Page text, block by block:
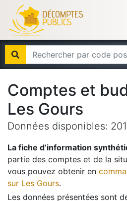
Comptes et
Les Gours
Données disponibles:
La fiche d’information
partie des comptes et de la
vous pouvez obtenir en
sur Les Gours.
Les données présentées sont